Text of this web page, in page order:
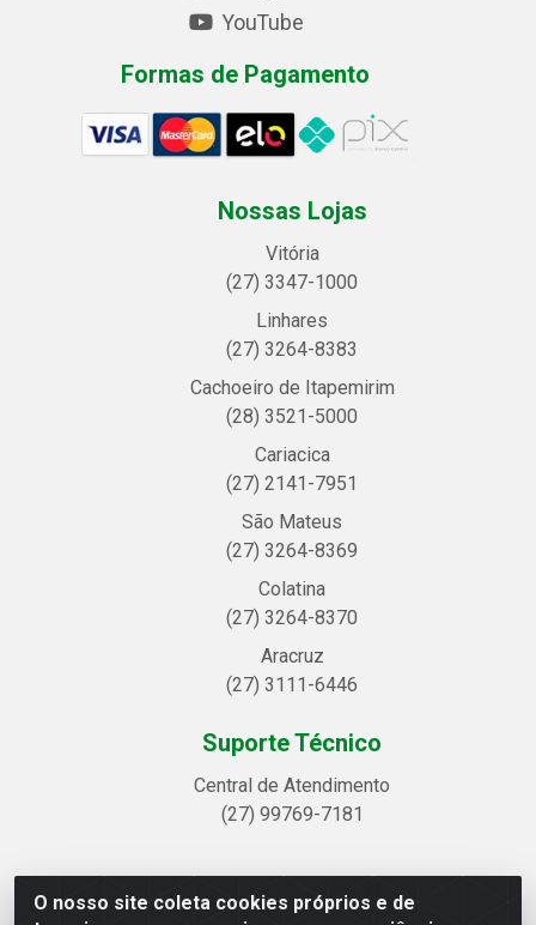
O nosso site coleta cookies próprios e de
YouTube
Formas de Pagamento
Nossas Lojas
Vitória
(27) 3347-1000
Linhares
(27) 3264-8383
Cachoeiro de Itapemirim
(28) 3521-5000
Cariacica
(27) 2141-7951
São Mateus
(27) 3264-8369
Colatina
(27) 3264-8370
Aracruz
(27) 3111-6446
Suporte Técnico
Central de Atendimento
(27) 99769-7181
Linhavix Distribuidora LTDA - Avenida Alegre, 2521 -